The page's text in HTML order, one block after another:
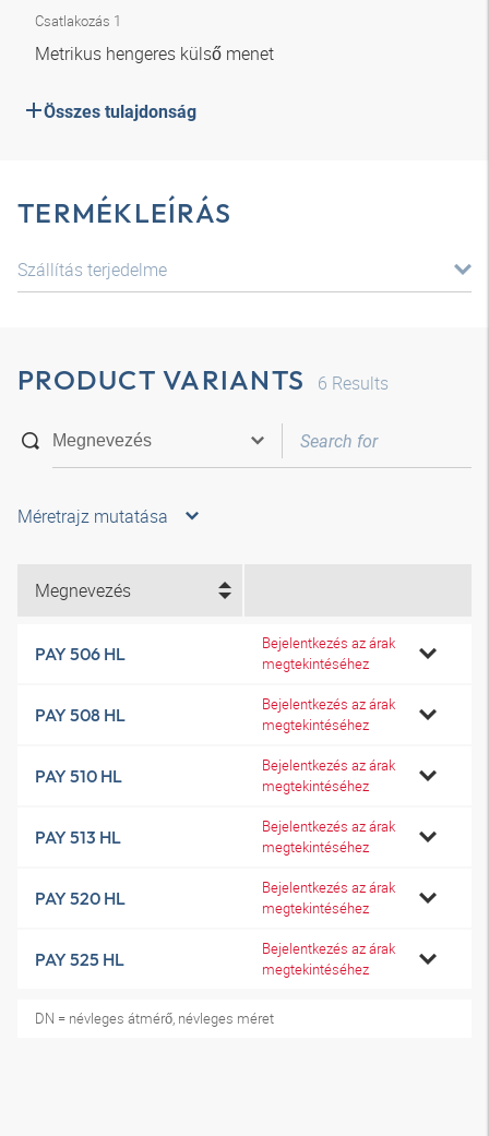
Csatlakozás 1
Metrikus hengeres külső menet
Összes tulajdonság
TERMÉKLEÍRÁS
Szállítás terjedelme
PRODUCT VARIANTS 6 Results
Méretrajz mutatása
Megnevezés
PAY 506 HL
Bejelentkezés az árak
megtekintéséhez
PAY 508 HL
Bejelentkezés az árak
megtekintéséhez
PAY 510 HL
Bejelentkezés az árak
megtekintéséhez
PAY 513 HL
Bejelentkezés az árak
megtekintéséhez
PAY 520 HL
Bejelentkezés az árak
megtekintéséhez
PAY 525 HL
Bejelentkezés az árak
megtekintéséhez
DN = névleges átmérő, névleges méret